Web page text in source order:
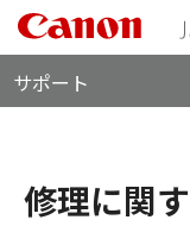
サポート
修理に関